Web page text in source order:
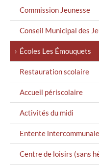
MENU
GAUCHE
Commission Jeunesse
Conseil Municipal des
Écoles Les Émouquets
Restauration scolaire
Accueil périscolaire
Activités du midi
Entente
Centre de loisirs (sans